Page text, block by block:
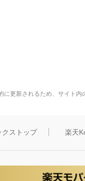
に更新されるため、サイト
クストップ 楽天